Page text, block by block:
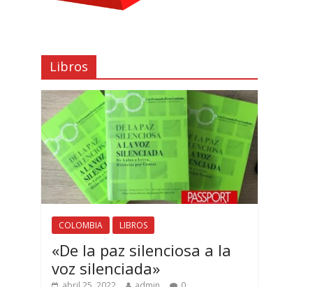
Libros
COLOMBIA LIBROS
«De la paz silenciosa a la
voz silenciada»